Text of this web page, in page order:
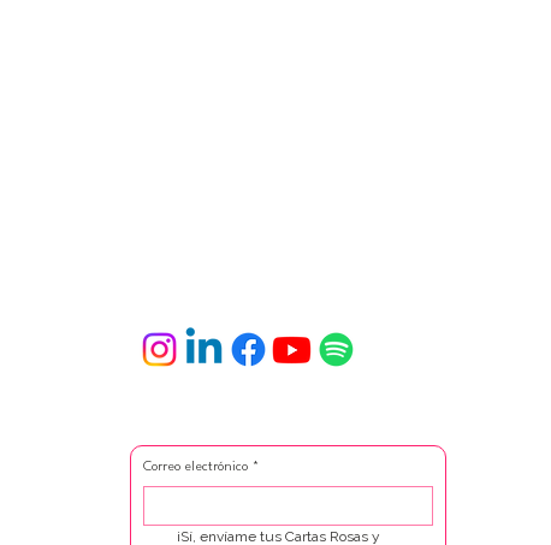
Correo electrónico *
¡Sí, envíame tus Cartas Rosas y